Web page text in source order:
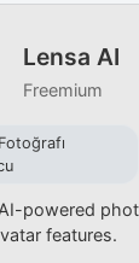
Lensa AI
Freemium
powered
features.